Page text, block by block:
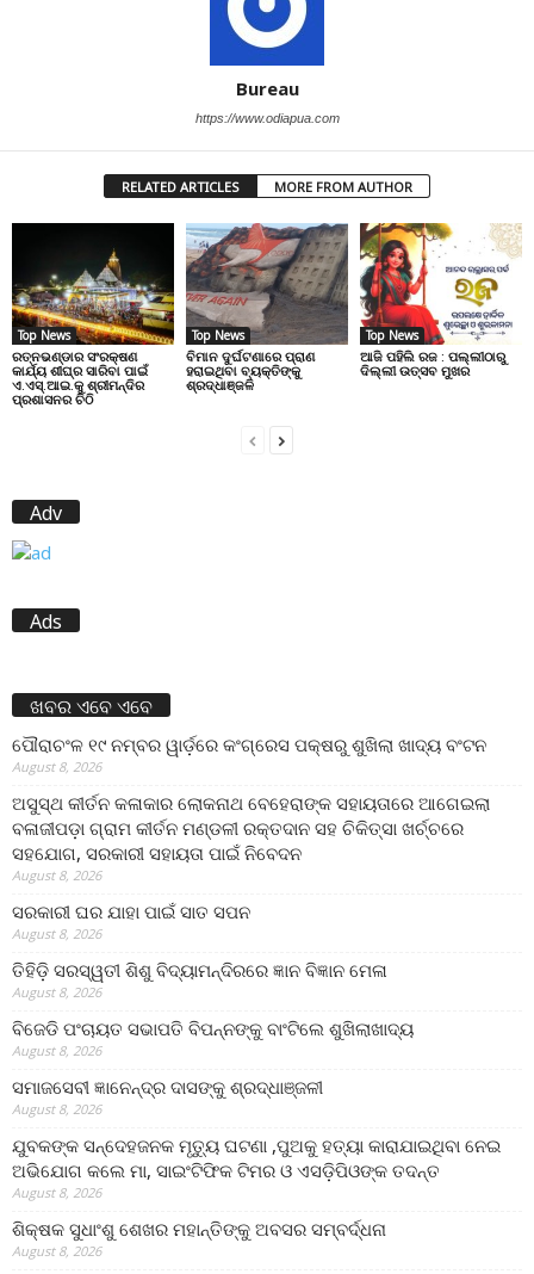
Bureau
https://www.odiapua.com
RELATED ARTICLES MORE FROM AUTHOR
Top News
ରତ୍ନଭଣ୍ଡାର ସଂରକ୍ଷଣ
କାର୍ଯ୍ୟ ଶୀଘ୍ର ସାରିବା ପାଇଁ
ଏ.ଏସ୍.ଆଇ.କୁ ଶ୍ରୀମନ୍ଦିର
ପ୍ରଶାସନର ଚିଠି
Top News
ବିମାନ ଦୁର୍ଘଟଣାରେ ପ୍ରାଣ
ହରାଇଥିବା ବ୍ୟକ୍ତିଙ୍କୁ
ଶ୍ରଦ୍ଧାଞ୍ଜଳି
Top News
ଆଜି ପହିଲି ରଜ : ପଲ୍ଲୀଠାରୁ
ଦିଲ୍ଲୀ ଉତ୍ସବ ମୁଖର
Adv
Ads
ଖବର ଏବେ ଏବେ
ପୌରାଚଂଳ ୧୯ ନମ୍ବର ୱାର୍ଡ଼ରେ କଂଗ୍ରେସ ପକ୍ଷରୁ ଶୁଖିଲା ଖାଦ୍ୟ ବଂଟନ
August 8, 2026
ଅସୁସ୍ଥ କୀର୍ତନ କଳାକାର ଲୋକନାଥ ବେହେରାଙ୍କ ସହାୟତାରେ ଆଗେଇଲା
ବଳାଜୀପଡ଼ା ଗ୍ରାମ କୀର୍ତନ ମଣ୍ଡଳୀ ରକ୍ତଦାନ ସହ ଚିକିତ୍ସା ଖର୍ଚ୍ଚରେ
ସହଯୋଗ, ସରକାରୀ ସହାୟତା ପାଇଁ ନିବେଦନ
August 8, 2026
ସରକାରୀ ଘର ଯାହା ପାଇଁ ସାତ ସପନ
August 8, 2026
ତିହିଡି଼ ସରସ୍ୱତୀ ଶିଶୁ ବିଦ୍ୟାମନ୍ଦିରରେ ଜ୍ଞାନ ବିଜ୍ଞାନ ମେଳା
August 8, 2026
ବିଜେଡି ପଂଚାୟତ ସଭାପତି ବିପନ୍ନଙ୍କୁ ବାଂଟିଲେ ଶୁଖିଲାଖାଦ୍ୟ
August 8, 2026
ସମାଜସେବୀ ଜ୍ଞାନେନ୍ଦ୍ର ଦାସଙ୍କୁ ଶ୍ରଦ୍ଧାଞ୍ଜଳୀ
August 8, 2026
ଯୁବକଙ୍କ ସନ୍ଦେହଜନକ ମୃତ୍ୟୁ ଘଟଣା ,ପୁଅକୁ ହତ୍ୟା କାରାଯାଇଥିବା ନେଇ
ଅଭିଯୋଗ କଲେ ମା, ସାଇଂଟିଫିକ ଟିମର ଓ ଏସଡ଼ିପିଓଙ୍କ ତଦନ୍ତ
August 8, 2026
ଶିକ୍ଷକ ସୁଧାଂଶୁ ଶେଖର ମହାନ୍ତିଙ୍କୁ ଅବସର ସମ୍ବର୍ଦ୍ଧନା
August 8, 2026